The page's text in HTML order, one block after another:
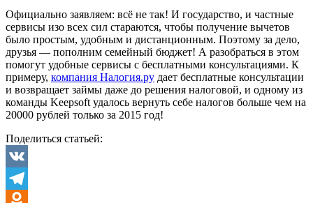
Официально заявляем: всё не так! И государство, и частные
сервисы изо всех сил стараются, чтобы получение вычетов
было простым, удобным и дистанционным. Поэтому за дело,
друзья — пополним семейный бюджет! А разобраться в этом
помогут удобные сервисы с бесплатными консультациями. К
примеру, компания Налогия.ру дает бесплатные консультации
и возвращает займы даже до решения налоговой, и одному из
команды Keepsoft удалось вернуть себе налогов больше чем на
20000 рублей только за 2015 год!
Поделиться статьей:
VK
Telegram